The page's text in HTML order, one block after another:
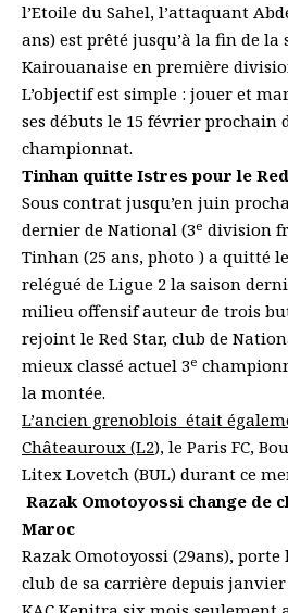
l’Etoile du Sahel, l’attaquant
ans) est prêté jusqu’à la fin de la
Kairouanaise en première
L’objectif est simple : jouer et
ses débuts le 15 février prochain
championnat.
Tinhan quitte Istres pour le
Sous contrat jusqu’en juin
dernier de National (3e division
Tinhan (25 ans, photo ) a quitté
relégué de Ligue 2 la saison
milieu offensif auteur de trois
rejoint le Red Star, club de
mieux classé actuel 3e
la montée.
L’ancien grenoblois était
Châteauroux (L2), le Paris FC,
Litex Lovetch (BUL) durant ce
Razak Omotoyossi change de
Maroc
Razak Omotoyossi (29ans),
club de sa carrière depuis